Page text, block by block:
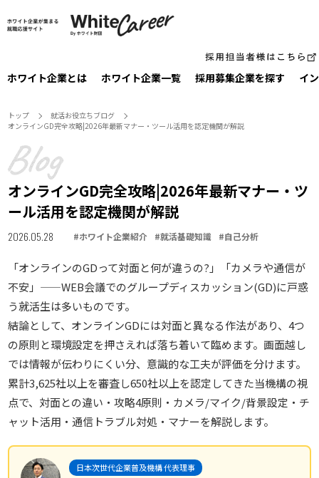
ホワイト企業とは ホワイト企業一覧 採⽤募集企業を探す イ
トップ
就活お役⽴ちブログ
オンラインGD完全攻略|2026年最新マナー・ツール活用を認定機関が解説
オンラインGD完全攻略|2026年最新マナー・ツ
ール活用を認定機関が解説
2026.05.28 #ホワイト企業紹介 #就活基礎知識 #自己分析
「オンラインのGDって対面と何が違うの?」「カメラや通信が
不安」——WEB会議でのグループディスカッション(GD)に戸惑
う就活生は多いものです。
結論として、オンラインGDには対面と異なる作法があり、4つ
の原則と環境設定を押さえれば落ち着いて臨めます。画面越し
では情報が伝わりにくい分、意識的な工夫が評価を分けます。
累計3,625社以上を審査し650社以上を認定してきた当機構の視
点で、対面との違い・攻略4原則・カメラ/マイク/背景設定・チ
ャット活用・通信トラブル対処・マナーを解説します。
日本次世代企業普及機構 代表理事